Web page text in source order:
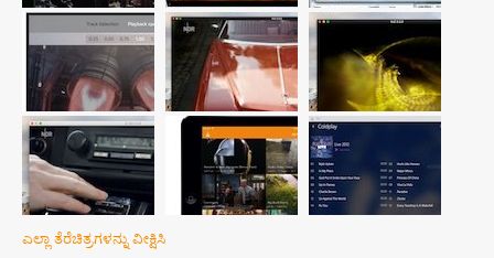
ಎಲ್ಲಾ ತೆರೆಚಿತ್ರಗಳನ್ನು ವೀಕ್ಷಿಸಿ